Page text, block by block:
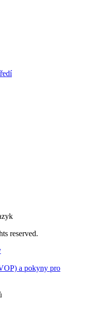
reserved.
a pokyny pro